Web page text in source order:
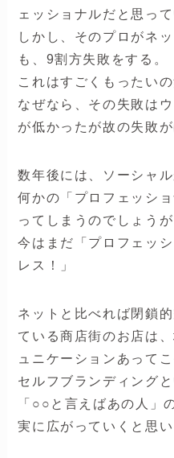
ェッショナルだと思って
しかし、そのプロがネ
も、9割方失敗をする。
これはすごくもったい
なぜなら、その失敗は
が低かったが故の失敗
数年後には、ソーシャ
何かの「プロフェッシ
ってしまうのでしょうが
今はまだ「プロフェッ
レス！」
ネットと比べれば閉鎖
ている商店街のお店は
ュニケーションあって
セルフブランディング
「○○と言えばあの人」
実に広がっていくと思い